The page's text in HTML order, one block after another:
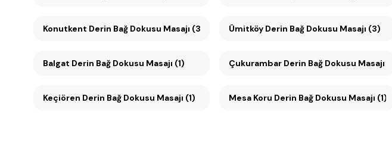
Konutkent Derin Bağ Dokusu Masajı (3) Ümitköy Derin Bağ Dokusu Masajı (3)
Balgat Derin Bağ Dokusu Masajı (1) Çukurambar Derin Bağ Dokusu Masajı (1)
Keçiören Derin Bağ Dokusu Masajı (1) Mesa Koru Derin Bağ Dokusu Masajı (1)